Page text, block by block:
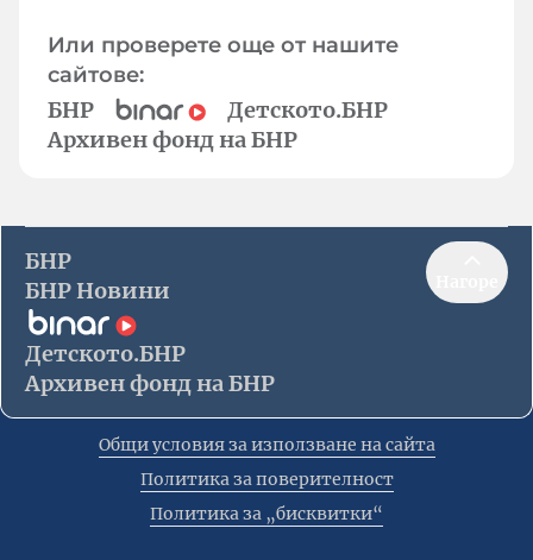
Или проверете още от нашите
сайтове:
БНР
Детското.БНР
Архивен фонд на БНР
БНР
БНР Новини
Детското.БНР
Архивен фонд на БНР
Общи условия за използване на сайта
Политика за поверителност
Политика за „бисквитки“